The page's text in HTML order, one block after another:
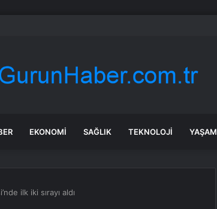
Yağış Uyarısı
EKONOMI SAĞLIK TEKNOLOJI YAŞAM
ilk iki sırayı aldı